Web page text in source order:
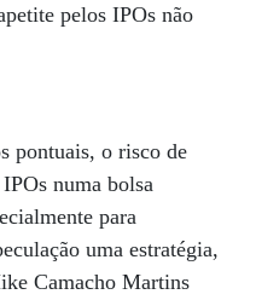
pelos IPOs não
pontuais, o risco de
numa bolsa
para
uma estratégia,
Camacho Martins